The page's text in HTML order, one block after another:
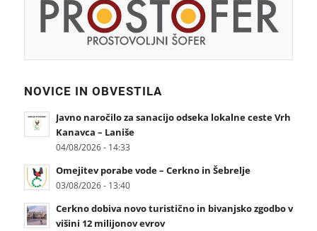
NOVICE IN OBVESTILA
Javno naročilo za sanacijo odseka lokalne ceste Vrh
Kanavca – Laniše
04/08/2026 - 14:33
Omejitev porabe vode – Cerkno in Šebrelje
03/08/2026 - 13:40
Cerkno dobiva novo turistično in bivanjsko zgodbo v
višini 12 milijonov evrov